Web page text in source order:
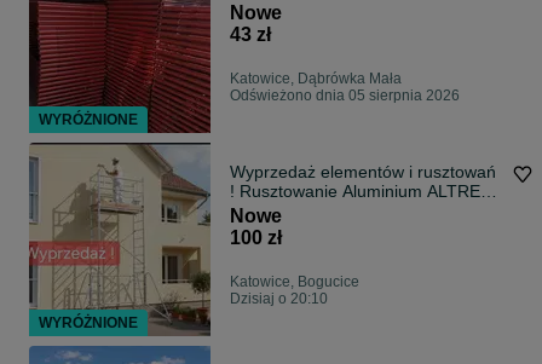
Nowe
43 zł
Katowice, Dąbrówka Mała
Odświeżono dnia 05 sierpnia 2026
Wyprzedaż elementów i rusztowań
! Rusztowanie Aluminium ALTREX
FARAONE AKSO CAGCSAN
gotowe Wieże i Elementy
Nowe
100 zł
Katowice, Bogucice
Dzisiaj o 20:10
WYRÓŻNIONE
WYRÓŻNIONE